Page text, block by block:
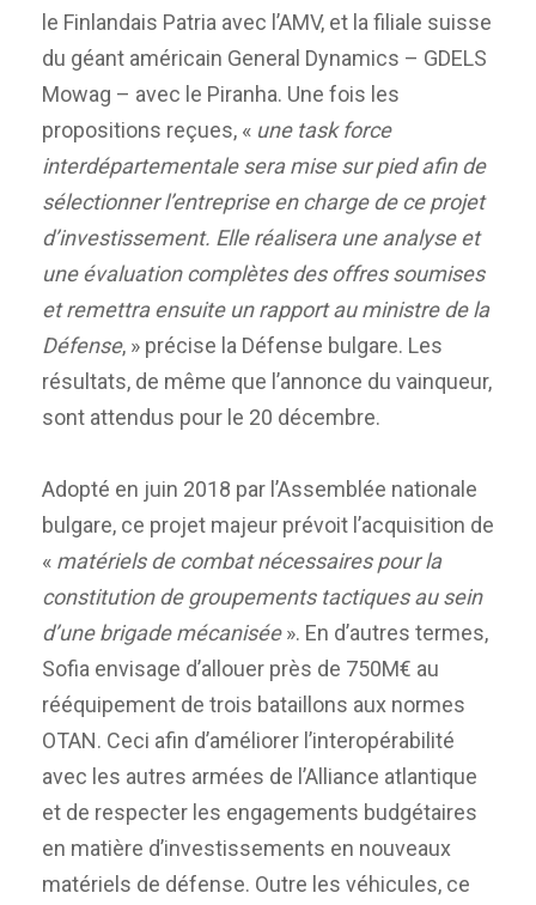
le Finlandais Patria avec l’AMV, et la filiale suisse
du géant américain General Dynamics – GDELS
Mowag – avec le Piranha. Une fois les
propositions reçues, « une task force
interdépartementale sera mise sur pied afin de
sélectionner l’entreprise en charge de ce projet
d’investissement. Elle réalisera une analyse et
une évaluation complètes des offres soumises
et remettra ensuite un rapport au ministre de la
Défense, » précise la Défense bulgare. Les
résultats, de même que l’annonce du vainqueur,
sont attendus pour le 20 décembre.
Adopté en juin 2018 par l’Assemblée nationale
bulgare, ce projet majeur prévoit l’acquisition de
« matériels de combat nécessaires pour la
constitution de groupements tactiques au sein
d’une brigade mécanisée». En d’autres termes,
Sofia envisage d’allouer près de 750M€ au
rééquipement de trois bataillons aux normes
OTAN. Ceci afin d’améliorer l’interopérabilité
avec les autres armées de l’Alliance atlantique
et de respecter les engagements budgétaires
en matière d’investissements en nouveaux
matériels de défense. Outre les véhicules, ce